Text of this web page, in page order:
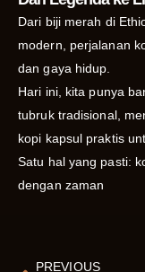
Dari biji merah di
modern, perjalanan
dan gaya hidup.
Hari ini, kita punya
tubruk tradisional,
kopi kapsul praktis
Satu hal yang pasti:
dengan zaman
PREVIOUS